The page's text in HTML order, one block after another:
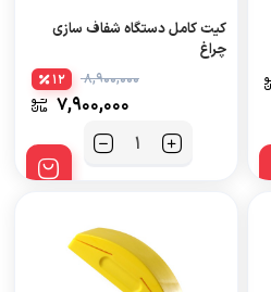
کیت کامل دستگاه شفاف سازی
چراغ
8,900,000
7,900,000
12
تعداد